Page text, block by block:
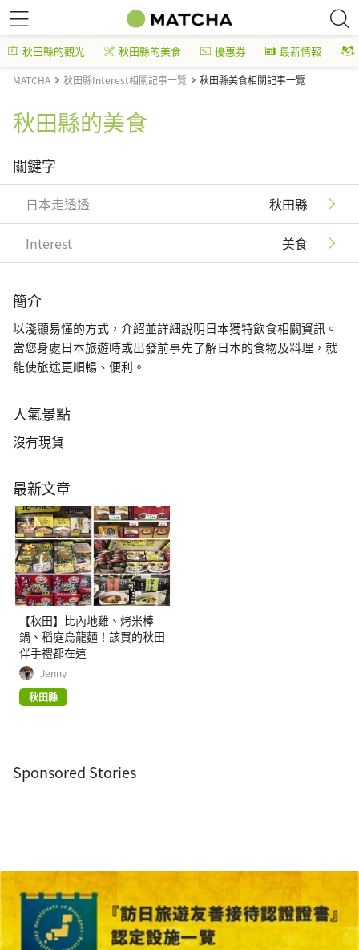
秋田縣的觀光 秋田縣的美食 優惠券 最新情報
MATCHA 秋田縣Interest相關記事一覽 秋田縣美食相關記事一覽
秋田縣的美食
關鍵字
日本走透透 秋田縣
Interest 美食
簡介
以淺顯易懂的方式，介紹並詳細說明日本獨特飲食相關資訊。
當您身處日本旅遊時或出發前事先了解日本的食物及料理，就
能使旅途更順暢、便利。
人氣景點
沒有現貨
最新文章
【秋田】比內地雞、烤米棒
鍋、稻庭烏龍麵！該買的秋田
伴手禮都在這
Jenny
秋田縣
Sponsored Stories